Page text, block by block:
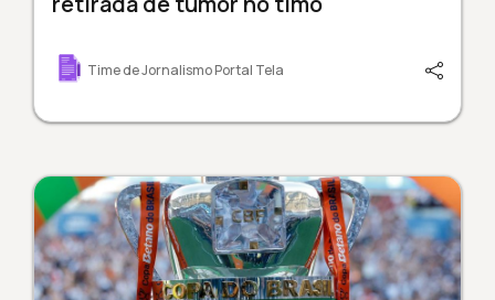
Time de Jornalismo Portal Tela